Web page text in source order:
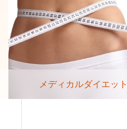
メディカルダイエッ